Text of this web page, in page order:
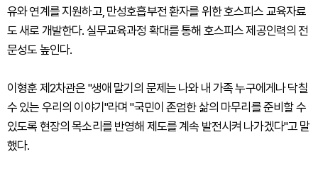
유와 연계를 지원하고, 만성호흡부전 환자를 위한 호스피스 교육자료
도 새로 개발한다. 실무교육과정 확대를 통해 호스피스 제공인력의 전
문성도 높인다.
이형훈 제2차관은 "생애 말기의 문제는 나와 내 가족 누구에게나 닥칠
수 있는 우리의 이야기"라며 "국민이 존엄한 삶의 마무리를 준비할 수
있도록 현장의 목소리를 반영해 제도를 계속 발전시켜 나가겠다"고 말
했다.